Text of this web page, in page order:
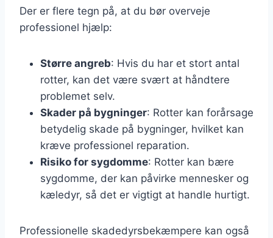
Der er flere tegn på, at du bør overveje
professionel hjælp:
Større angreb: Hvis du har et stort antal
rotter, kan det være svært at håndtere
problemet selv.
Skader på bygninger: Rotter kan forårsage
betydelig skade på bygninger, hvilket kan
kræve professionel reparation.
Risiko for sygdomme: Rotter kan bære
sygdomme, der kan påvirke mennesker og
kæledyr, så det er vigtigt at handle hurtigt.
Professionelle skadedyrsbekæmpere kan også